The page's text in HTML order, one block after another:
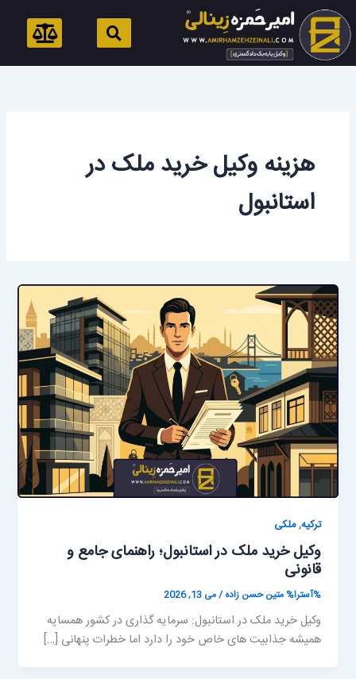
پرش
به
محتوا
هزینه وکیل خرید ملک در
استانبول
ترکیه,ملکی
وکیل خرید ملک در استانبول؛ راهنمای جامع و
قانونی
%آسترا%متین حسن زاده/می 13, 2026
وکیل خرید ملک در استانبول: سرمایه گذاری در کشور همسایه
همیشه جذابیت های خاص خود را دارد اما خطرات پنهانی […]